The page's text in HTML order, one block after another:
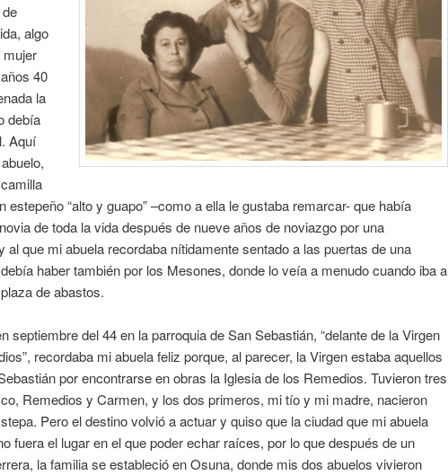
algo
mujer
40
la
debía
Aquí
estepeño “alto y guapo” –como a ella le gustaba remarcar- que había
de toda la vida después de nueve años de noviazgo por una
al que mi abuela recordaba nítidamente sentado a las puertas de una
haber también por los Mesones, donde lo veía a menudo cuando iba a
de abastos.
septiembre del 44 en la parroquia de San Sebastián, “delante de la Virgen
recordaba mi abuela feliz porque, al parecer, la Virgen estaba aquellos
por encontrarse en obras la Iglesia de los Remedios. Tuvieron tres
Remedios y Carmen, y los dos primeros, mi tío y mi madre, nacieron
Pero el destino volvió a actuar y quiso que la ciudad que mi abuela
fuera el lugar en el que poder echar raíces, por lo que después de un
la familia se estableció en Osuna, donde mis dos abuelos vivieron